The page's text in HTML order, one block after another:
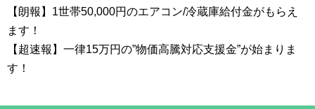
【朗報】1世帯50,000円のエアコン/冷蔵庫給付金がもらえ
ます！
【超速報】一律15万円の”物価高騰対応支援金”が始まりま
す！